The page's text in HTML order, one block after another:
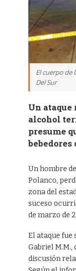
El cuerpo de
Del Sur
Un ataque
alcohol
presume
Un hombre
Polanco,
zona del
suceso
de marzo de
El ataque fue
Gabriel M.M.,
discusión